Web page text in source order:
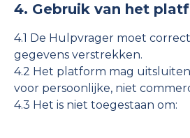
4. Gebruik van het
4.1 De Hulpvrager moet
gegevens verstrekken.
4.2 Het platform mag
voor persoonlijke, niet
4.3 Het is niet toegestaan om: